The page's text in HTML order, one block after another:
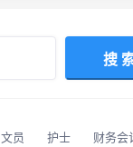
搜
文员 护士
财务会